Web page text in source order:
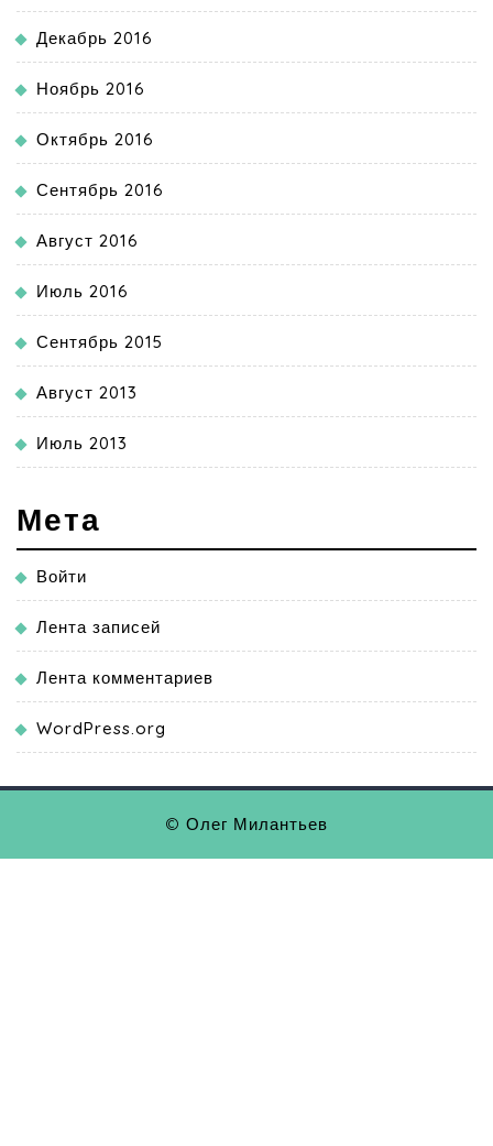
Декабрь 2016
Ноябрь 2016
Октябрь 2016
Сентябрь 2016
Август 2016
Июль 2016
Сентябрь 2015
Август 2013
Июль 2013
Мета
Войти
Лента записей
Лента комментариев
WordPress.org
© Олег Милантьев